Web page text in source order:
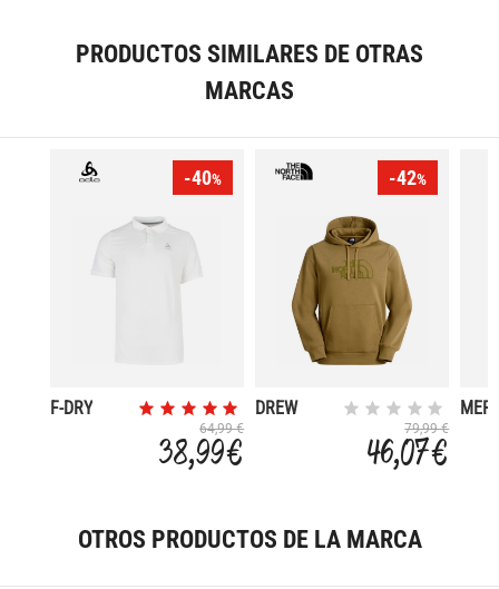
PRODUCTOS SIMILARES DE OTRAS
MARCAS
-40%
F-DRY
64,99 €
38,99 €
-42%
DREW
79,99 €
46,07 €
OTROS PRODUCTOS DE LA MARCA